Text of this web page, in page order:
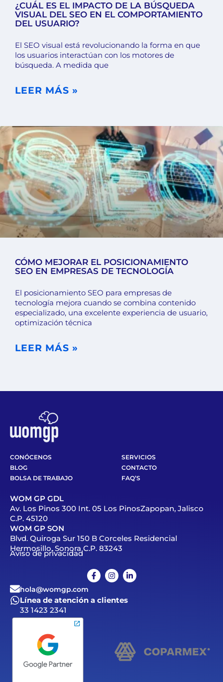
¿CUÁL ES EL IMPACTO DE LA BÚSQUEDA
VISUAL DEL SEO EN EL COMPORTAMIENTO
DEL USUARIO?
El SEO visual está revolucionando la forma en que
los usuarios interactúan con los motores de
búsqueda. A medida que
LEER MÁS »
CÓMO MEJORAR EL POSICIONAMIENTO
SEO EN EMPRESAS DE TECNOLOGÍA
El posicionamiento SEO para empresas de
tecnología mejora cuando se combina contenido
especializado, una excelente experiencia de usuario,
optimización técnica
LEER MÁS »
CONÓCENOS
SERVICIOS
BLOG
CONTACTO
BOLSA DE TRABAJO
FAQ’S
WOM GP GDL
Av. Los Pinos 300 Int. 05 Los PinosZapopan, Jalisco
C.P. 45120
WOM GP SON
Blvd. Quiroga Sur 150 B Corceles Residencial
Hermosillo, Sonora C.P. 83243
Aviso de privacidad
hola@womgp.com
Línea de atención a clientes
33 1423 2341